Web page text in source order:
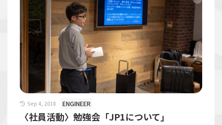
Sep 4, 2018 ENGINEER
〈社員活動〉勉強会「JP1について」